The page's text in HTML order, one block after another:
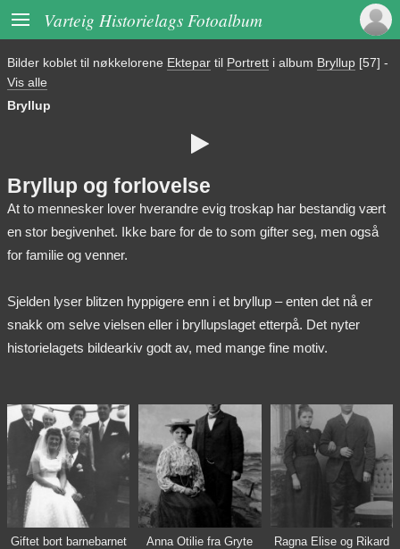
 Varteig Historielags Fotoalbum
Bilder koblet til nøkkelorene Ektepar til Portrett i album Bryllup [57] -
Vis alle
Bryllup

Bryllup og forlovelse
At to mennesker lover hverandre evig troskap har bestandig vært
en stor begivenhet. Ikke bare for de to som gifter seg, men også
for familie og venner.
Sjelden lyser blitzen hyppigere enn i et bryllup – enten det nå er
snakk om selve vielsen eller i bryllupslaget etterpå. Det nyter
historielagets bildearkiv godt av, med mange fine motiv.
Giftet bort barnebarnet
Anna Otilie fra Gryte
Ragna Elise og Rikard